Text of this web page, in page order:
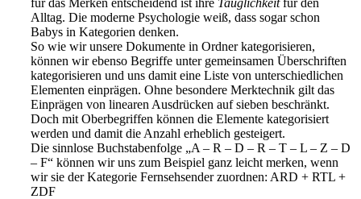
Alltag. Die moderne Psychologie weiß, dass sogar schon
Babys in Kategorien denken.
So wie wir unsere Dokumente in Ordner kategorisieren,
können wir ebenso Begriffe unter gemeinsamen Überschriften
kategorisieren und uns damit eine Liste von unterschiedlichen
Elementen einprägen. Ohne besondere Merktechnik gilt das
Einprägen von linearen Ausdrücken auf sieben beschränkt.
Doch mit Oberbegriffen können die Elemente kategorisiert
werden und damit die Anzahl erheblich gesteigert.
Die sinnlose Buchstabenfolge „A – R – D – R – T – L – Z – D
– F“ können wir uns zum Beispiel ganz leicht merken, wenn
wir sie der Kategorie Fernsehsender zuordnen: ARD + RTL +
ZDF